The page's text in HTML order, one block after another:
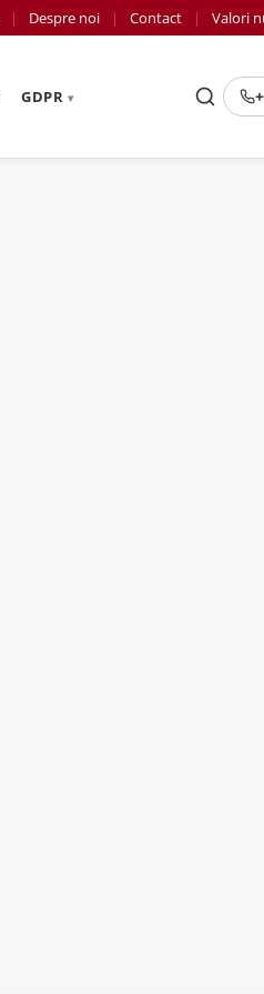
Despre noi Contact Valori
GDPR